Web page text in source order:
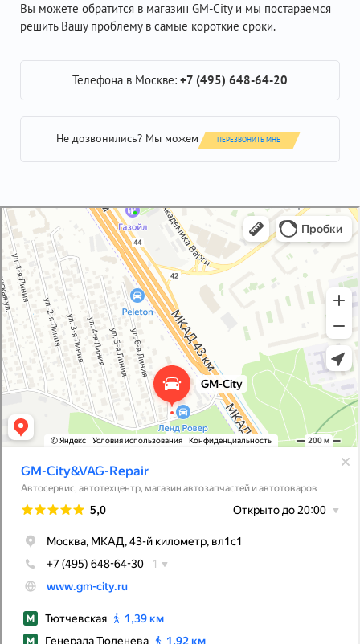
Вы можете обратится в магазин GM-City и мы постараемся
решить Вашу проблему в самые короткие сроки.
Телефона в Москве: +7 (495) 648-64-20
Не дозвонились? Мы можем ПЕРЕЗВОНИТЬ МНЕ
GM-City&VAG-Repair
Автосервис, автотехцентр в Москве
Магазин автозапчастей и автотоваров в Москве